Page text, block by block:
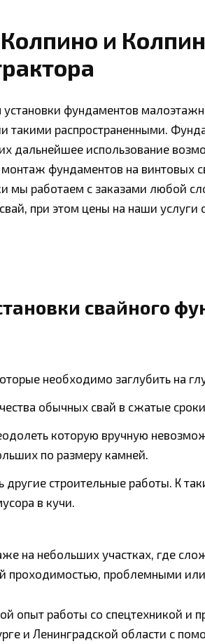
и
фундаментов
такими распространенными.
дальнейшее использование
фундаментов на
мы работаем с заказами любой
при этом цены на наши услуги
свайного
необходимо заглубить на
обычных свай в сжатые сроки.
которую вручную
по размеру камней.
строительные работы. К
в кучи.
на небольших участках, где
проходимостью, проблемными
работы со спецтехникой и
и Ленинградской области с